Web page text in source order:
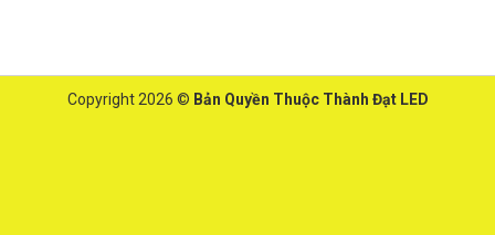
Copyright 2026 © Bản Quyền Thuộc Thành Đạt LED